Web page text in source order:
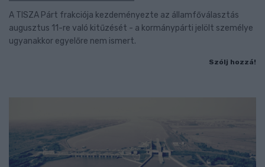
A TISZA Párt frakciója kezdeményezte az államfőválasztás
augusztus 11-re való kitűzését - a kormánypárti jelölt személye
ugyanakkor egyelőre nem ismert.
Szólj hozzá!